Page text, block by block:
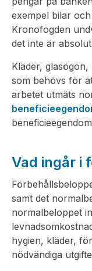
exempel bilar
Kronofogden
det inte är
Kläder,
som behövs för
arbetet utmäts
Vad ingår i
samt det
normalbeloppet
hygien, kläder,
nödvändiga